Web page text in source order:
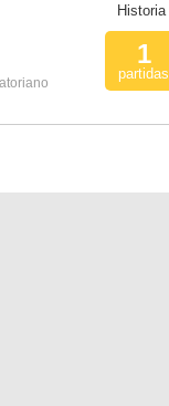
Historia
1
partidas